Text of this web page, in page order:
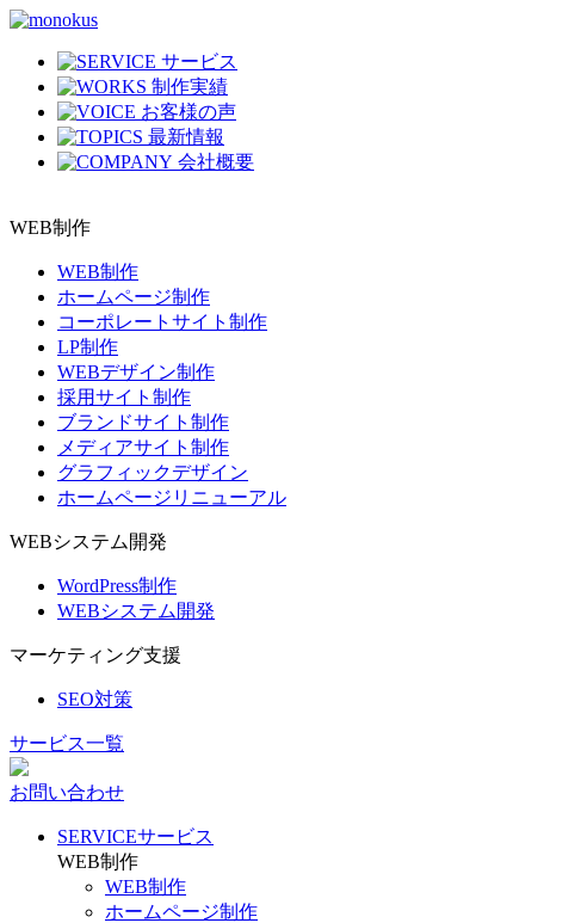
サービス
制作実績
お客様の声
最新情報
会社概要
WEB制作
WEB制作
ホームページ制作
コーポレートサイト制作
LP制作
WEBデザイン制作
採用サイト制作
ブランドサイト制作
メディアサイト制作
グラフィックデザイン
ホームページリニューアル
WEBシステム開発
WordPress制作
WEBシステム開発
マーケティング支援
SEO対策
サービス一覧
お問い合わせ
SERVICEサービス
WEB制作
WEB制作
ホームページ制作